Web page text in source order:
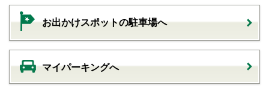
お出かけスポットの駐車場へ
マイパーキングへ